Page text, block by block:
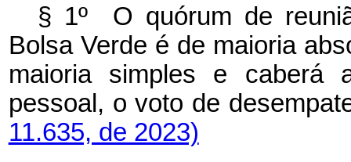
§ 1º O quórum de
Bolsa Verde é de maioria
maioria simples e caberá
pessoal, o voto de
11.635, de 2023)